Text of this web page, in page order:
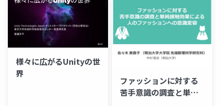
様々に広がるUnityの世
界
ファッションに対する
苦手意識の調査と単純